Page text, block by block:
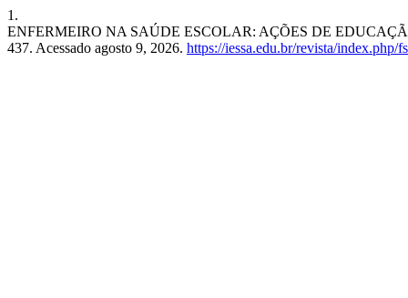
1.
ENFERMEIRO NA SAÚDE ESCOLAR: AÇÕES DE
437. Acessado agosto 9, 2026. https://iessa.edu.br/revista/index.php/